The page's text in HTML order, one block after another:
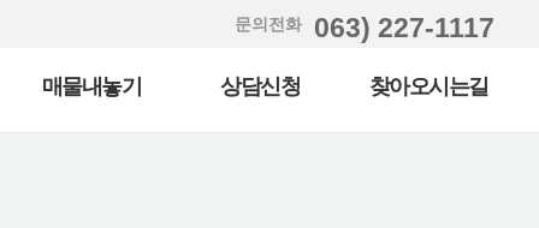
문의전화 063) 227-1117
매물내놓기 상담신청 찾아오시는길